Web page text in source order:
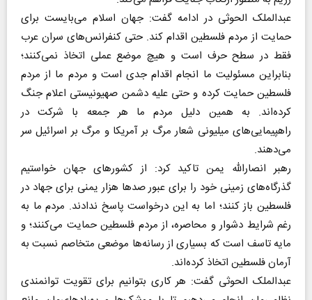
عبدالملک الحوثی در ادامه گفت: جهان اسلام می‌بایست برای
حمایت از مردم فلسطین اقدام کند. حتی کنفرانس‌های سران عرب
فقط در سطح حرف است و هیچ موضع عملی اتخاذ نمی‌کنند؛
بنابراین مسئولیت ما انجام اقدام جدی است و مردم ما از مردم
فلسطین حمایت کرده و حتی علیه دشمن صهیونیستی اعلام جنگ
کرده‌اند. به همین دلیل مردم ما هر جمعه با شرکت در
راهپیمایی‌های میلیونی شعار مرگ بر آمریکا و مرگ بر اسرائیل سر
می‌دهند.
رهبر انصارالله یمن تاکید کرد: از کشور‌های جهان خواستیم
گذرگاه‌های زمینی خود را برای عبور صد‌ها هزار یمنی برای جهاد در
فلسطین باز کنند؛ اما به این درخواست پاسخ ندادند. مردم ما به
رغم شرایط دشوار و محاصره، از مردم فلسطین حمایت می‌کنند؛ و
مایه تاسف است که بسیاری از رسانه‌ها موضعی متخاصم نسبت به
آرمان فلسطین اتخاذ کرده‌اند.
عبدالملک الحوثی گفت: هر کاری بتوانیم برای تقویت توانمندی